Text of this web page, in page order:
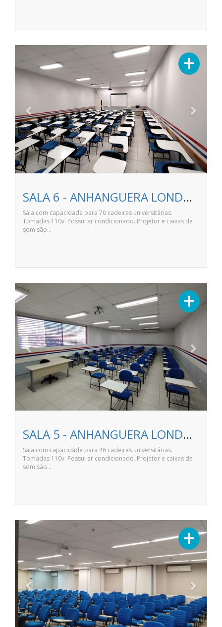
+
Previous Next
SALA 6 - ANHANGUERA LONDRINA NITERÓI
Sala com capacidade para 70 cadeiras universitárias.
Tomadas 110v. Possui ar condicionado. Projetor e caixas de
som são…
+
Previous Next
SALA 5 - ANHANGUERA LONDRINA NITERÓI
Sala com capacidade para 46 cadeiras universitárias.
Tomadas 110v. Possui ar condicionado. Projetor e caixas de
som são…
+
Previous Next